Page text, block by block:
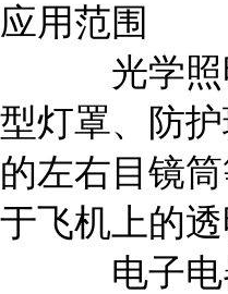
应用范围
光学照明
型灯罩、防
的左右目镜
于飞机上的透
电子电器